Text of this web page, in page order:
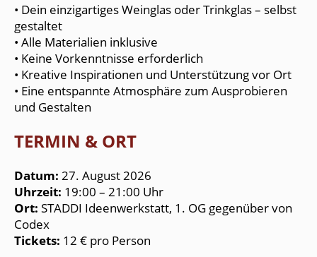
• Dein einzigartiges Weinglas oder Trinkglas – selbst
gestaltet
• Alle Materialien inklusive
• Keine Vorkenntnisse erforderlich
• Kreative Inspirationen und Unterstützung vor Ort
• Eine entspannte Atmosphäre zum Ausprobieren
und Gestalten
TERMIN & ORT
Datum: 27. August 2026
Uhrzeit: 19:00 – 21:00 Uhr
Ort: STADDI Ideenwerkstatt, 1. OG gegenüber von
Codex
Tickets: 12 € pro Person